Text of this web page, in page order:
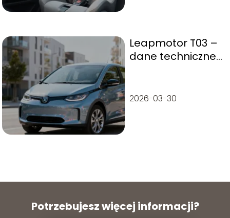
Leapmotor T03 –
dane techniczne,
2026-03-30
Potrzebujesz więcej informacji?